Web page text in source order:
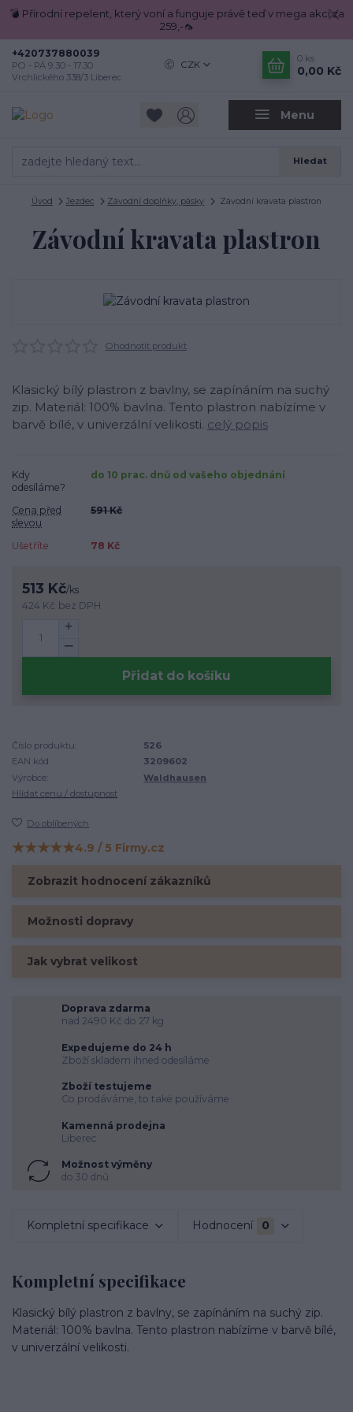
💣 Přírodní repelent, který voní a funguje právě teď v mega akci za
259,-🦟
Menu
CZK
Hledat
+420737880039
PO - PÁ 9.30 - 17.30
Vrchlického 338/3 Liberec
0 ks
0,00 Kč
Úvod Jezdec Závodní doplňky, pásky Závodní kravata plastron
Závodní kravata plastron
Ohodnotit produkt
Klasický bílý plastron z bavlny, se zapínáním na suchý
zip. Materiál: 100% bavlna. Tento plastron nabízíme v
barvě bílé, v univerzální velikosti. celý popis
Kdy
odesíláme?
do 10 prac. dnů od vašeho objednání
Cena před
slevou
591 Kč
Ušetříte 78 Kč
513 Kč/ks
424 Kč bez DPH
Přidat do košíku
Číslo produktu:
526
EAN kód:
3209602
Výrobce:
Waldhausen
Hlídat cenu / dostupnost
Do oblíbených
Hodnocení na Firmy.cz
★★★★★4.9 / 5 Firmy.cz
Zobrazit hodnocení zákazníků
Možnosti dopravy
Jak vybrat velikost
Doprava zdarma
nad 2490 Kč do 27 kg
Expedujeme do 24 h
Zboží skladem ihned odesíláme
Zboží testujeme
Co prodáváme, to také používáme
Kamenná prodejna
Liberec
Možnost výměny
do 30 dnů
Kompletní specifikace Hodnocení 0
Kompletní specifikace
Klasický bílý plastron z bavlny, se zapínáním na suchý zip.
Materiál: 100% bavlna. Tento plastron nabízíme v barvě bílé,
v univerzální velikosti.